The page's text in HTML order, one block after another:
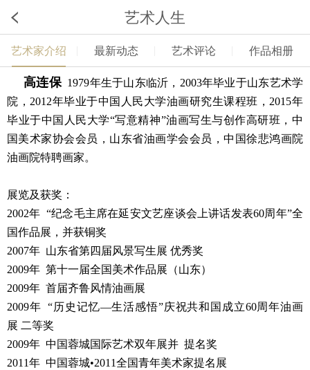
艺术人生
艺术家介绍 最新动态 艺术评论 作品相册
高连保 1979年生于山东临沂，2003年毕业于山东艺术学
院，2012年毕业于中国人民大学油画研究生课程班，2015年
毕业于中国人民大学“写意精神”油画写生与创作高研班，中
国美术家协会会员，山东省油画学会会员，中国徐悲鸿画院
油画院特聘画家。
展览及获奖：
2002年 “纪念毛主席在延安文艺座谈会上讲话发表60周年”全
国作品展，并获铜奖
2007年 山东省第四届风景写生展 优秀奖
2009年 第十一届全国美术作品展（山东）
2009年 首届齐鲁风情油画展
2009年 “历史记忆—生活感悟”庆祝共和国成立60周年油画
展 二等奖
2009年 中国蓉城国际艺术双年展并 提名奖
2011年 中国蓉城•2011全国青年美术家提名展